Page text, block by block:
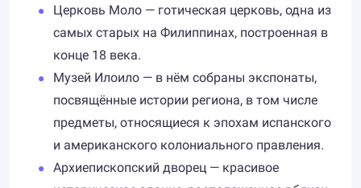
Церковь Моло — готическая церковь, одна из
самых старых на Филиппинах, построенная в
конце 18 века.
Музей Илоило — в нём собраны экспонаты,
посвящённые истории региона, в том числе
предметы, относящиеся к эпохам испанского
и американского колониального правления.
Архиепископский дворец — красивое